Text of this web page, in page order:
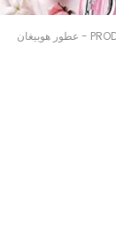
عطور هوبيغان